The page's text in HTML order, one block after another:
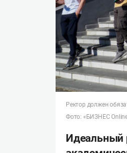
Ректор должен
Фото: «БИЗНЕС
Идеальный